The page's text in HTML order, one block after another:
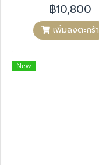
฿10,800
เพิ่มลงตะกร้า
New